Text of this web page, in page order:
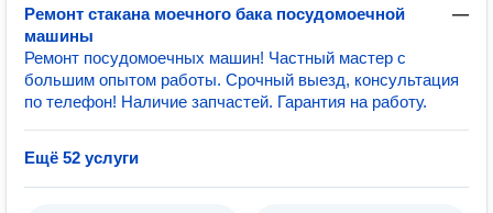
Ремонт стакана моечного бака посудомоечной
машины
—
Ремонт посудомоечных машин! Частный мастер с
большим опытом работы. Срочный выезд, консультация
по телефон! Наличие запчастей. Гарантия на работу.
Ещё 52 услуги